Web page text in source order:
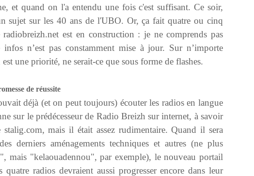
et quand on l'a entendu une fois c'est suffisant. Ce soir,
sujet sur les 40 ans de l'UBO. Or, ça fait quatre ou cinq
est en construction : je ne comprends pas
n’est pas constamment mise à jour. Sur n’importe
une priorité, ne serait-ce que sous forme de flashes.
de réussite
déjà (et on peut toujours) écouter les radios en langue
sur le prédécesseur de Radio Breizh sur internet, à savoir
stalig.com, mais il était assez rudimentaire. Quand il sera
derniers aménagements techniques et autres (ne plus
mais "kelaouadennou", par exemple), le nouveau portail
quatre radios devraient aussi progresser encore dans leur